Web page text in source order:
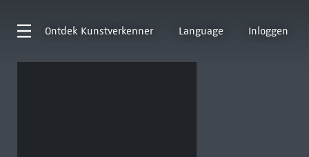
Ontdek Kunstverkenner Language Inloggen